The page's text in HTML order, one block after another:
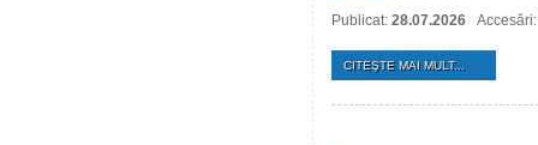
Publicat: 28.07.2026
CITEŞTE MAI MULT...